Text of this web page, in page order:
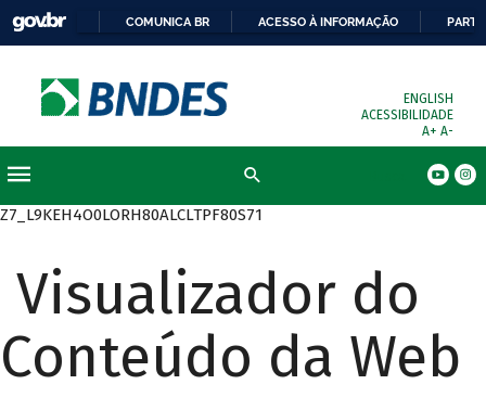
COMUNICA BR ACESSO À INFORMAÇÃO
ENGLISH
ACESSIBILIDADE
A+ A-
Z7_L9KEH4O0LORH80ALCLTPF80S71
Visualizador do
Conteúdo da Web